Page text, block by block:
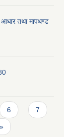
आधार तथा मापधण्ड
6 7